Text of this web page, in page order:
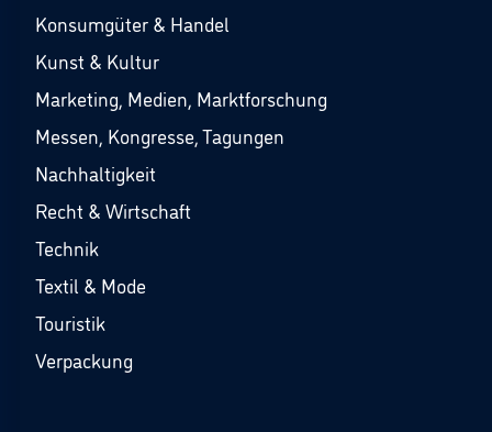
Konsumgüter & Handel
Kunst & Kultur
Marketing, Medien, Marktforschung
Messen, Kongresse, Tagungen
Nachhaltigkeit
Recht & Wirtschaft
Technik
Textil & Mode
Touristik
Verpackung